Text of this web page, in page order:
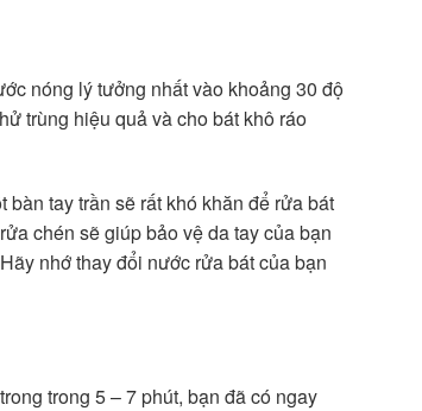
nóng lý tưởng nhất vào khoảng 30 độ
trùng hiệu quả và cho bát khô ráo
tay trần sẽ rất khó khăn để rửa bát
chén sẽ giúp bảo vệ da tay của bạn
nhớ thay đổi nước rửa bát của bạn
trong 5 – 7 phút, bạn đã có ngay